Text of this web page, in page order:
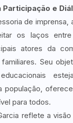
e
de imprensa,
os laços
atores da
Seu
população,
para todos.
reflete a